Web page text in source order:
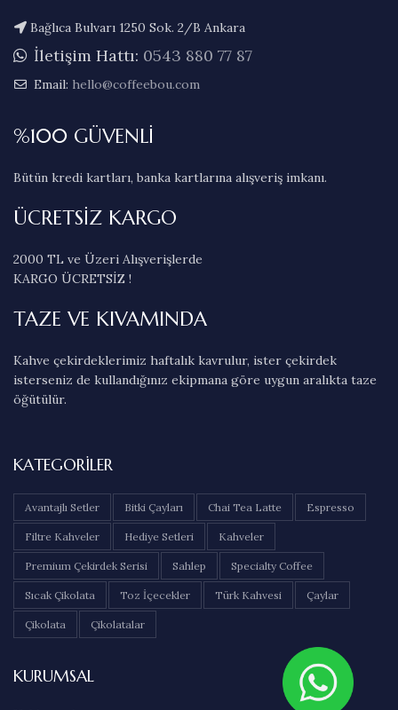
Bağlıca Bulvarı 1250 Sok. 2/B Ankara
İletişim Hattı: 0543 880 77 87
Email: hello@coffeebou.com
%100 GÜVENLİ
Bütün kredi kartları, banka kartlarına alışveriş imkanı.
ÜCRETSİZ KARGO
2000 TL ve Üzeri Alışverişlerde
KARGO ÜCRETSİZ !
TAZE VE KIVAMINDA
Kahve çekirdeklerimiz haftalık kavrulur, ister çekirdek
isterseniz de kullandığınız ekipmana göre uygun aralıkta taze
öğütülür.
KATEGORILER
Avantajlı Setler Bitki Çayları Chai Tea Latte Espresso
Filtre Kahveler Hediye Setleri Kahveler
Premium Çekirdek Serisi Sahlep Specialty Coffee
Sıcak Çikolata Toz İçecekler Türk Kahvesi Çaylar
Çikolata Çikolatalar
KURUMSAL